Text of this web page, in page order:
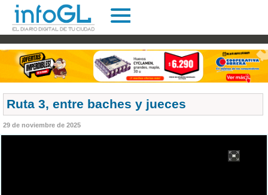
Ruta 3, entre baches y jueces
29 de noviembre de 2025